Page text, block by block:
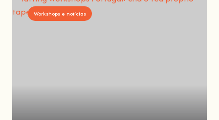
Workshops e notícias